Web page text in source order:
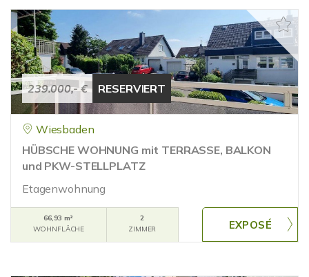
239.000,- € RESERVIERT
Wiesbaden
HÜBSCHE WOHNUNG mit TERRASSE, BALKON
und PKW-STELLPLATZ
Etagenwohnung
66,93 m²
WOHNFLÄCHE
2
ZIMMER